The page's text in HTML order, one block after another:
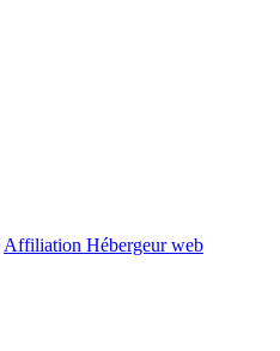
Affiliation Hébergeur web